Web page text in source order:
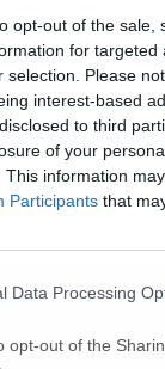
opt-out of the
for
selection. Please
interest-based
to third
of your
This information
Participants that
Data Processing
opt-out of the
la
Ortopedia
per